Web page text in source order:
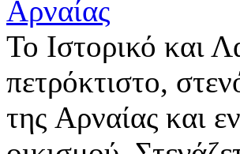
Το Ιστορικό και
πετρόκτιστο,
της Αρναίας και